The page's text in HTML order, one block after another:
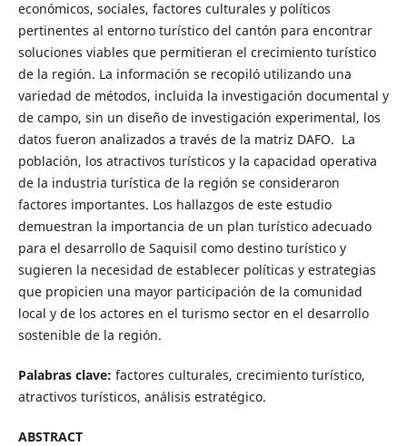
económicos, sociales, factores culturales y políticos
pertinentes al entorno turístico del cantón para encontrar
soluciones viables que permitieran el crecimiento turístico
de la región. La información se recopiló utilizando una
variedad de métodos, incluida la investigación documental y
de campo, sin un diseño de investigación experimental, los
datos fueron analizados a través de la matriz DAFO. La
población, los atractivos turísticos y la capacidad operativa
de la industria turística de la región se consideraron
factores importantes. Los hallazgos de este estudio
demuestran la importancia de un plan turístico adecuado
para el desarrollo de Saquisil como destino turístico y
sugieren la necesidad de establecer políticas y estrategias
que propicien una mayor participación de la comunidad
local y de los actores en el turismo sector en el desarrollo
sostenible de la región.
Palabras clave: factores culturales, crecimiento turístico,
atractivos turísticos, análisis estratégico.
ABSTRACT